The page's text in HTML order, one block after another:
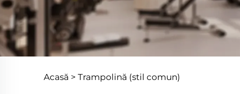
Acasă > Trampolină (stil comun)